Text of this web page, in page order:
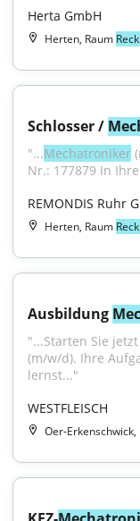
Herta GmbH
Herten, Raum
Schlosser /
"...Mechatroniker
Nr.: 177879 In
REMONDIS Ruhr
Herten, Raum
Ausbildung
"...Starten Sie
(m/w/d). Ihre
lernst..."
WESTFLEISCH
Oer-Erkenschwick,